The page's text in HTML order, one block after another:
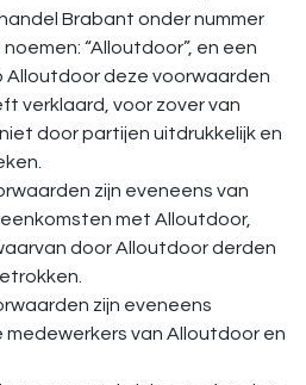
Brabant onder nummer
“Alloutdoor”, en een
Alloutdoor deze voorwaarden
verklaard, voor zover van
door partijen uitdrukkelijk en
zijn eveneens van
met Alloutdoor,
door Alloutdoor derden
zijn eveneens
medewerkers van Alloutdoor en